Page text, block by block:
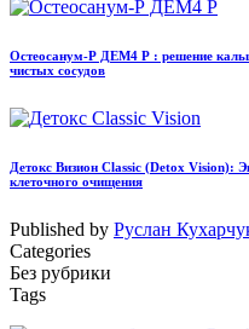
Остеосанум‑Р ДЕМ4 Р : решение
чистых сосудов
Детокс Визион Classic (Detox Vision):
клеточного очищения
Published by Руслан
Categories
Без рубрики
Tags